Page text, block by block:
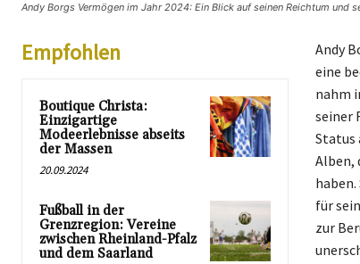
Andy Borgs Vermögen im Jahr 2024: Ein Blick auf seinen Reichtum und
Empfohlen
Boutique Christa:
Einzigartige
Modeerlebnisse abseits
der Massen
20.09.2024
Fußball in der
Grenzregion: Vereine
zwischen Rheinland-Pfalz
und dem Saarland
Andy
eine
nahm
seiner
Status
Alben,
für
zur